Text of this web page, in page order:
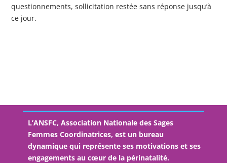
questionnements, sollicitation restée sans réponse jusqu’à
ce jour.
L’ANSFC, Association Nationale des Sages
Femmes Coordinatrices, est un bureau
dynamique qui représente ses motivations et ses
engagements au cœur de la périnatalité.